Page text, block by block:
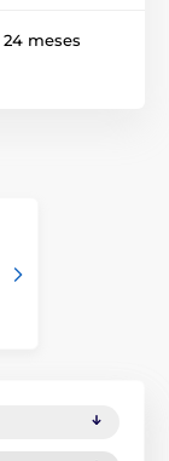
24 meses